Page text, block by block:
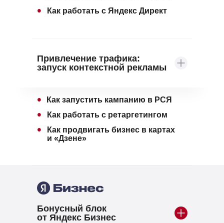
Как работать с Яндекс Директ
•
Привлечение трафика:
запуск контекстной рекламы
Как запустить кампанию в РСЯ
•
Как работать с ретаргетингом
•
Как продвигать бизнес в картах
и «Дзене»
•
Бонусный блок
от Яндекс Бизнес